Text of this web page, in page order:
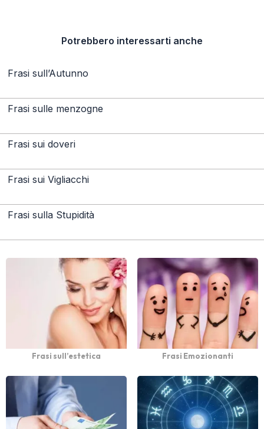
Potrebbero interessarti anche
Frasi sull’Autunno
Frasi sulle menzogne
Frasi sui doveri
Frasi sui Vigliacchi
Frasi sulla Stupidità
Frasi sull’estetica Frasi Emozionanti